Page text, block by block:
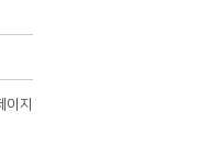
이지